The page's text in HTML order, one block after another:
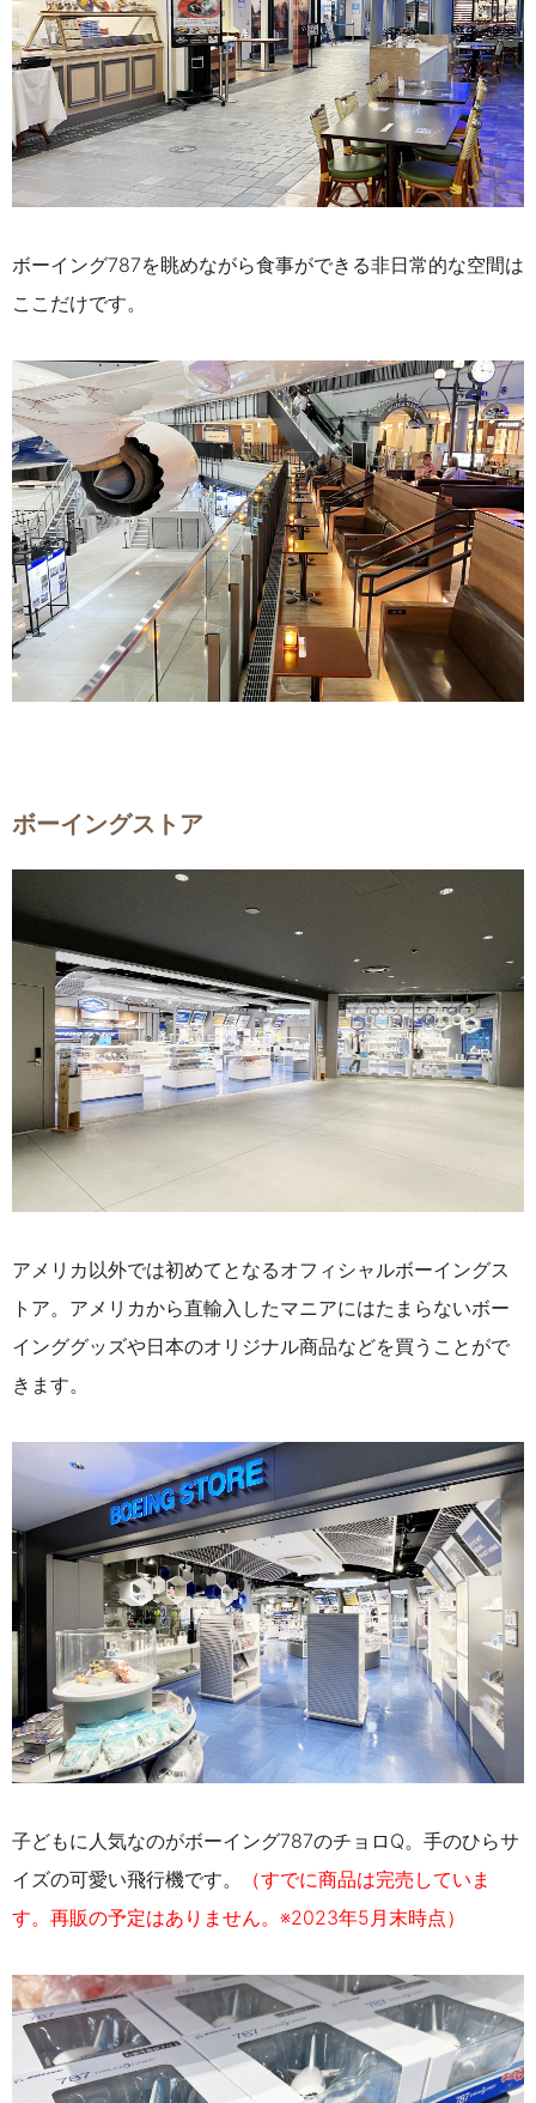
ボーイング787を眺めながら食事ができる非日常的な空間は
ここだけです。
ボーイングストア
アメリカ以外では初めてとなるオフィシャルボーイングス
トア。アメリカから直輸入したマニアにはたまらないボー
インググッズや日本のオリジナル商品などを買うことがで
きます。
子どもに人気なのがボーイング787のチョロQ。手のひらサ
イズの可愛い飛行機です。
（すでに商品は完売していま
す。再販の予定はありません。※2023年5月末時点）